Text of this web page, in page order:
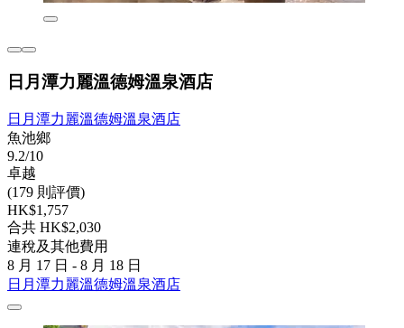
日月潭力麗溫德姆溫泉酒店
日月潭力麗溫德姆溫泉酒店
魚池鄉
9.2/10
卓越
(179 則評價)
HK$1,757
合共 HK$2,030
連稅及其他費用
8 月 17 日 - 8 月 18 日
日月潭力麗溫德姆溫泉酒店